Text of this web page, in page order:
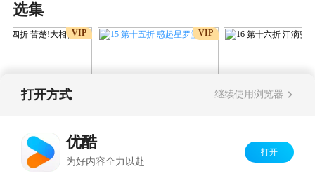
选集
VIP VIP
京ICP备06050721号-1
打开方式 继续使用浏览器
优酷
为好内容全力以赴
打开